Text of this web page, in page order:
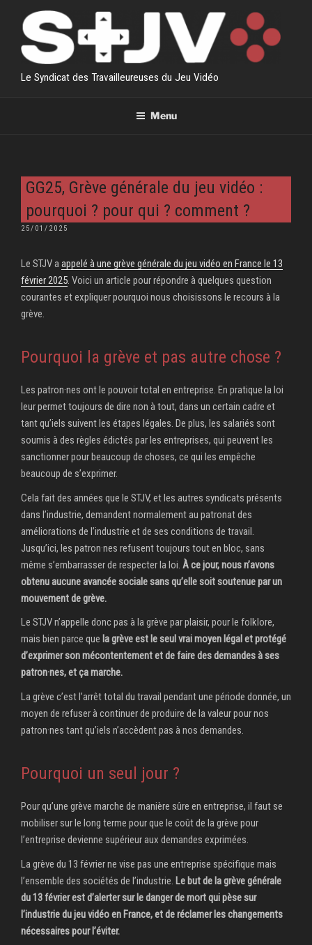
contenu
principal
Le Syndicat des Travailleureuses du Jeu Vidéo
Menu
GG25, Grève générale du jeu vidéo :
pourquoi ? pour qui ? comment ?
PUBLIÉ
25/01/2025
Le STJV a appelé à une grève générale du jeu vidéo en France le 13
février 2025 . Voici un article pour répondre à quelques question
courantes et expliquer pourquoi nous choisissons le recours à la
grève.
Pourquoi la grève et pas autre chose ?
Les patron·nes ont le pouvoir total en entreprise. En pratique la loi
leur permet toujours de dire non à tout, dans un certain cadre et
tant qu’iels suivent les étapes légales. De plus, les salariés sont
soumis à des règles édictés par les entreprises, qui peuvent les
sanctionner pour beaucoup de choses, ce qui les empêche
beaucoup de s’exprimer.
Cela fait des années que le STJV, et les autres syndicats présents
dans l’industrie, demandent normalement au patronat des
améliorations de l’industrie et de ses conditions de travail.
Jusqu’ici, les patron·nes refusent toujours tout en bloc, sans
même s’embarrasser de respecter la loi. À ce jour, nous n’avons
obtenu aucune avancée sociale sans qu’elle soit soutenue par un
mouvement de grève.
Le STJV n’appelle donc pas à la grève par plaisir, pour le folklore,
mais bien parce que la grève est le seul vrai moyen légal et protégé
d’exprimer son mécontentement et de faire des demandes à ses
patron·nes, et ça marche.
La grève c’est l’arrêt total du travail pendant une période donnée, un
moyen de refuser à continuer de produire de la valeur pour nos
patron·nes tant qu’iels n’accèdent pas à nos demandes.
Pourquoi un seul jour ?
Pour qu’une grève marche de manière sûre en entreprise, il faut se
mobiliser sur le long terme pour que le coût de la grève pour
l’entreprise devienne supérieur aux demandes exprimées.
La grève du 13 février ne vise pas une entreprise spécifique mais
l’ensemble des sociétés de l’industrie. Le but de la grève générale
du 13 février est d’alerter sur le danger de mort qui pèse sur
l’industrie du jeu vidéo en France, et de réclamer les changements
nécessaires pour l’éviter.